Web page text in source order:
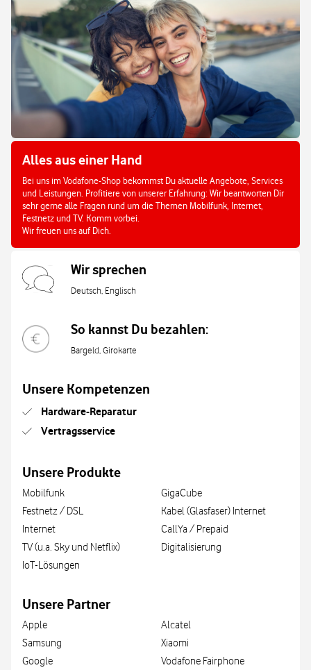
Alles aus einer Hand
Bei uns im Vodafone-Shop bekommst Du aktuelle Angebote, Services
und Leistungen. Profitiere von unserer Erfahrung: Wir beantworten Dir
sehr gerne alle Fragen rund um die Themen Mobilfunk, Internet,
Festnetz und TV. Komm vorbei.
Wir freuen uns auf Dich.
Wir sprechen
Deutsch, Englisch
So kannst Du bezahlen:
Bargeld, Girokarte
Unsere Kompetenzen
Hardware-Reparatur
Vertragsservice
Unsere Produkte
Mobilfunk
Festnetz / DSL
Internet
TV (u.a. Sky und Netflix)
IoT-Lösungen
GigaCube
Kabel (Glasfaser) Internet
CallYa / Prepaid
Digitalisierung
Unsere Partner
Apple
Samsung
Google
Alcatel
Xiaomi
Vodafone Fairphone